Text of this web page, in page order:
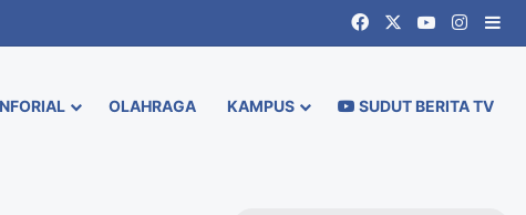
FacebookYouTube
OLAHRAGA KAMPUS SUDUT BERITA TV